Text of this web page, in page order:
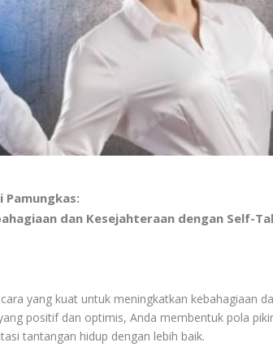
Pamungkas:
dan Kesejahteraan dengan Self-
yang kuat untuk meningkatkan kebahagiaan
positif dan optimis, Anda membentuk pola
tantangan hidup dengan lebih baik.